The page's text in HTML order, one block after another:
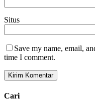
Situs
Save my name, email,
time I comment.
Cari